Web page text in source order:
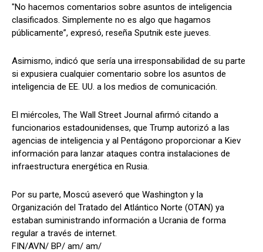
"No hacemos comentarios sobre asuntos de inteligencia
clasificados. Simplemente no es algo que hagamos
públicamente”, expresó, reseña Sputnik este jueves.
Asimismo, indicó que sería una irresponsabilidad de su parte
si expusiera cualquier comentario sobre los asuntos de
inteligencia de EE. UU. a los medios de comunicación.
El miércoles, The Wall Street Journal afirmó citando a
funcionarios estadounidenses, que Trump autorizó a las
agencias de inteligencia y al Pentágono proporcionar a Kiev
información para lanzar ataques contra instalaciones de
infraestructura energética en Rusia.
Por su parte, Moscú aseveró que Washington y la
Organización del Tratado del Atlántico Norte (OTAN) ya
estaban suministrando información a Ucrania de forma
regular a través de internet.
FIN/AVN/ BP/ am/ am/